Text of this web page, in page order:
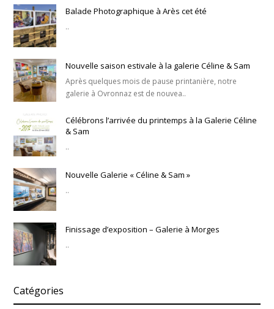
Balade Photographique à Arès cet été
..
Nouvelle saison estivale à la galerie Céline & Sam
Après quelques mois de pause printanière, notre
galerie à Ovronnaz est de nouvea..
Célébrons l’arrivée du printemps à la Galerie Céline
& Sam
..
Nouvelle Galerie « Céline & Sam »
..
Finissage d’exposition – Galerie à Morges
..
Catégories